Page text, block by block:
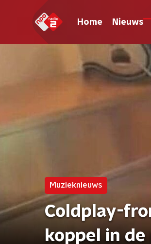
Home Nieuws
Muzieknieuws
Coldplay-
koppel in